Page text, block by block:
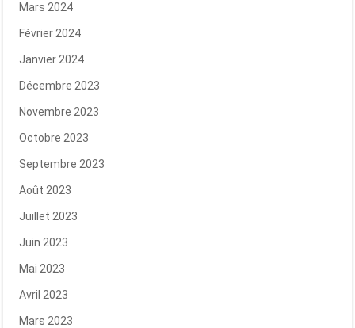
Mars 2024
Février 2024
Janvier 2024
Décembre 2023
Novembre 2023
Octobre 2023
Septembre 2023
Août 2023
Juillet 2023
Juin 2023
Mai 2023
Avril 2023
Mars 2023